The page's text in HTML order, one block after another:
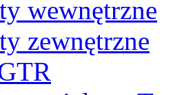
wewnętrzne
zewnętrzne